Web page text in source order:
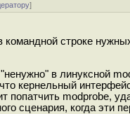
]
строке
в линуксной
кернельный
попатчить modprobe,
сценария, когда эти